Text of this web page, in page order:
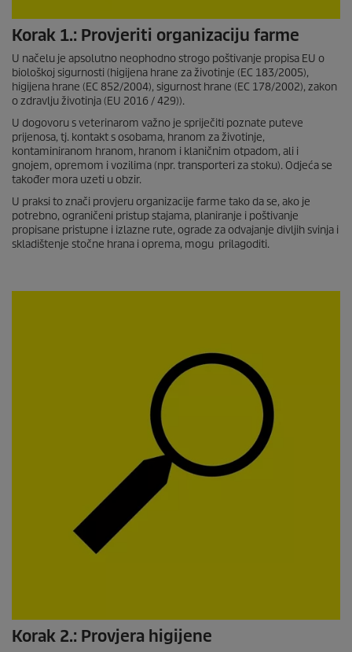
Korak 1.: Provjeriti organizaciju farme
U načelu je apsolutno neophodno strogo poštivanje propisa EU o
biološkoj sigurnosti (higijena hrane za životinje (EC 183/2005),
higijena hrane (EC 852/2004), sigurnost hrane (EC 178/2002), zakon
o zdravlju životinja (EU 2016 / 429)).
U dogovoru s veterinarom važno je spriječiti poznate puteve
prijenosa, tj. kontakt s osobama, hranom za životinje,
kontaminiranom hranom, hranom i klaničnim otpadom, ali i
gnojem, opremom i vozilima (npr. transporteri za stoku). Odjeća se
također mora uzeti u obzir.
U praksi to znači provjeru organizacije farme tako da se, ako je
potrebno, ograničeni pristup stajama, planiranje i poštivanje
propisane pristupne i izlazne rute, ograde za odvajanje divljih svinja i
skladištenje stočne hrana i oprema, mogu prilagoditi.
Korak 2.: Provjera higijene